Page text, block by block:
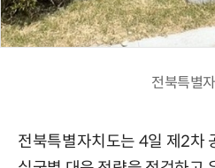
전북특별
전북특별자치도는 4일 제2차